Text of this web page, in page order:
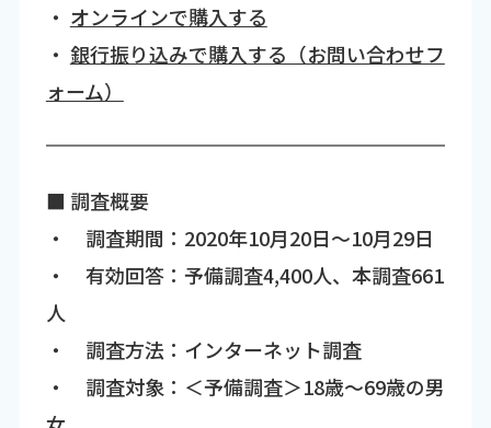
・ オンラインで購入する
・ 銀行振り込みで購入する（お問い合わせフ
ォーム）
■ 調査概要
・ 調査期間：2020年10月20日～10月29日
・ 有効回答：予備調査4,400人、本調査661
人
・ 調査方法：インターネット調査
・ 調査対象：＜予備調査＞18歳～69歳の男